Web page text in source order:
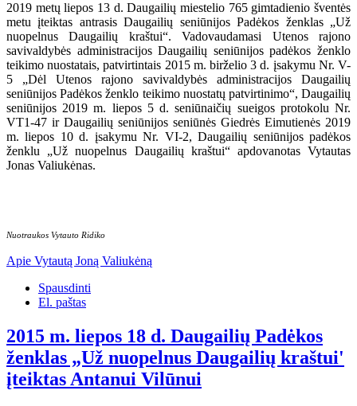
2019 metų liepos 13 d. Daugailių miestelio 765 gimtadienio šventės
metu įteiktas antrasis Daugailių seniūnijos Padėkos ženklas „Už
nuopelnus Daugailių kraštui“. Vadovaudamasi Utenos rajono
savivaldybės administracijos Daugailių seniūnijos padėkos ženklo
teikimo nuostatais, patvirtintais 2015 m. birželio 3 d. įsakymu Nr. V-
5 „Dėl Utenos rajono savivaldybės administracijos Daugailių
seniūnijos Padėkos ženklo teikimo nuostatų patvirtinimo“, Daugailių
seniūnijos 2019 m. liepos 5 d. seniūnaičių sueigos protokolu Nr.
VT1-47 ir Daugailių seniūnijos seniūnės Giedrės Eimutienės 2019
m. liepos 10 d. įsakymu Nr. VI-2, Daugailių seniūnijos padėkos
ženklu „Už nuopelnus Daugailių kraštui“ apdovanotas Vytautas
Jonas Valiukėnas.
Nuotraukos Vytauto Ridiko
Apie Vytautą Joną Valiukėną
Spausdinti
El. paštas
2015 m. liepos 18 d. Daugailių Padėkos
ženklas „Už nuopelnus Daugailių kraštui'
įteiktas Antanui Vilūnui